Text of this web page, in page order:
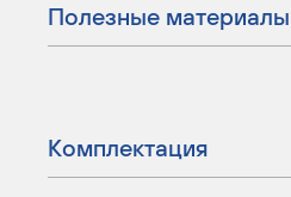
Полезные материалы
Комплектация